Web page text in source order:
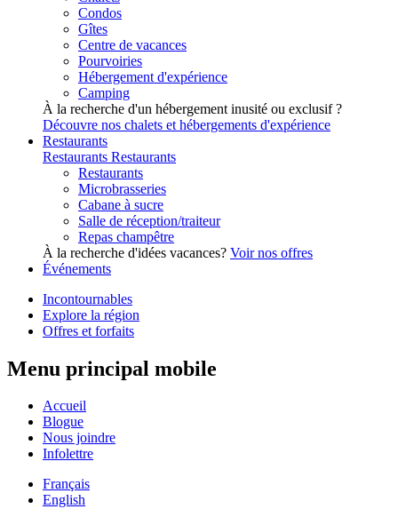
Condos
Gîtes
Centre de vacances
Pourvoiries
Hébergement d'expérience
Camping
À la recherche d'un hébergement inusité ou exclusif ?
Découvre nos chalets et hébergements d'expérience
Restaurants
Restaurants Restaurants
Restaurants
Microbrasseries
Cabane à sucre
Salle de réception/traiteur
Repas champêtre
À la recherche d'idées vacances? Voir nos offres
Événements
Incontournables
Explore la région
Offres et forfaits
Menu principal mobile
Accueil
Blogue
Nous joindre
Infolettre
Français
English